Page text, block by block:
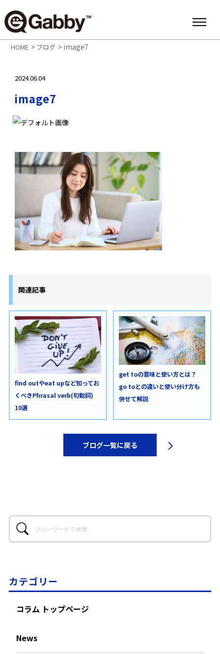
HOME > ブログ > image7
2024.06.04
image7
関連記事
find outやeat upなど知ってお
くべきPhrasal verb(句動詞)
10選
get toの意味と使い方とは？
go toとの違いと使い分け方も
併せて解説
ブログ一覧に戻る
カテゴリー
コラム トップページ
News